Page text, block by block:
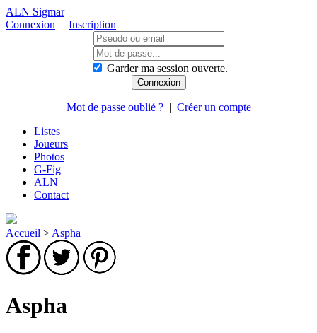
ALN Sigmar
Connexion | Inscription
Garder ma session ouverte.
Mot de passe oublié ?| Créer un compte
Listes
Joueurs
Photos
G-Fig
ALN
Contact
Accueil > Aspha
Aspha